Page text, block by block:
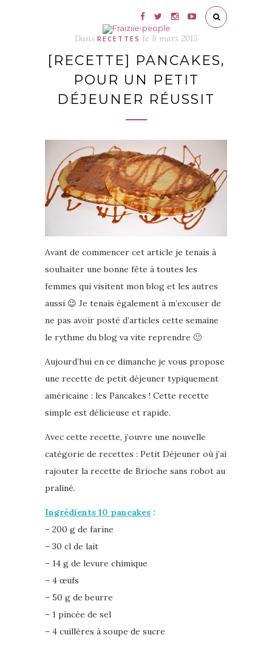
Dans RECETTES le 8 mars 2015
[RECETTE] PANCAKES,
POUR UN PETIT
DÉJEUNER RÉUSSIT
Avant de commencer cet article je tenais à
souhaiter une bonne fête à toutes les
femmes qui visitent mon blog et les autres
aussi 😉 Je tenais également à m’excuser de
ne pas avoir posté d’articles cette semaine
le rythme du blog va vite reprendre 🙂
Aujourd’hui en ce dimanche je vous propose
une recette de petit déjeuner typiquement
américaine : les Pancakes ! Cette recette
simple est délicieuse et rapide.
Avec cette recette, j’ouvre une nouvelle
catégorie de recettes : Petit Déjeuner où j’ai
rajouter la recette de Brioche sans robot au
praliné.
Ingrédients 10 pancakes :
– 200 g de farine
– 30 cl de lait
– 14 g de levure chimique
– 4 œufs
– 50 g de beurre
– 1 pincée de sel
– 4 cuillères à soupe de sucre